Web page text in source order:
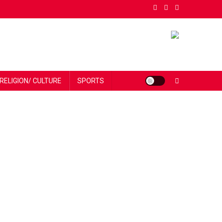
RELIGION/ CULTURE SPORTS